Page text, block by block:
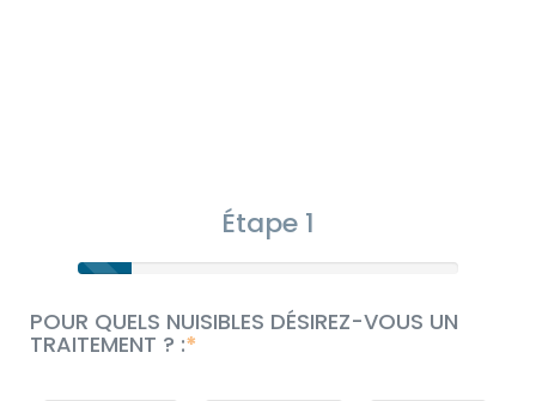
Étape 1
POUR QUELS NUISIBLES DÉSIREZ-VOUS UN
TRAITEMENT ? :